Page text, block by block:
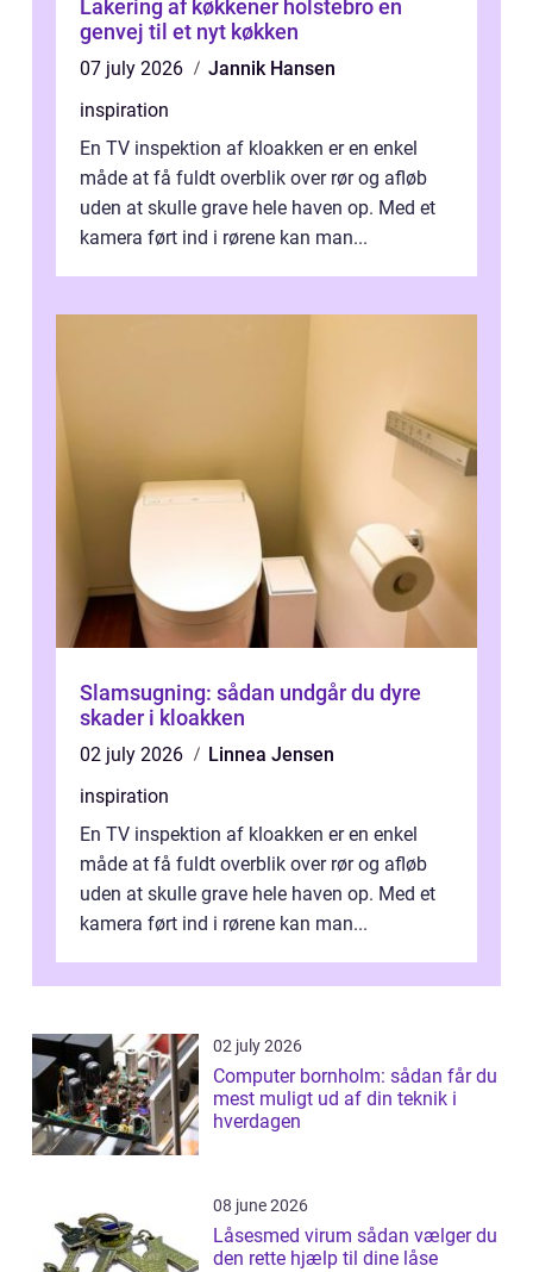
Lakering af køkkener holstebro en
genvej til et nyt køkken
07 july 2026
Jannik Hansen
inspiration
En TV inspektion af kloakken er en enkel
måde at få fuldt overblik over rør og afløb
uden at skulle grave hele haven op. Med et
kamera ført ind i rørene kan man...
Slamsugning: sådan undgår du dyre
skader i kloakken
02 july 2026
Linnea Jensen
inspiration
En TV inspektion af kloakken er en enkel
måde at få fuldt overblik over rør og afløb
uden at skulle grave hele haven op. Med et
kamera ført ind i rørene kan man...
02 july 2026
Computer bornholm: sådan får du
mest muligt ud af din teknik i
hverdagen
08 june 2026
Låsesmed virum sådan vælger du
den rette hjælp til dine låse